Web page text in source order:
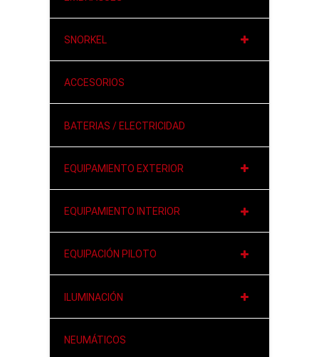
SNORKEL
ACCESORIOS
BATERIAS / ELECTRICIDAD
EQUIPAMIENTO EXTERIOR
EQUIPAMIENTO INTERIOR
EQUIPACIÓN PILOTO
ILUMINACIÓN
NEUMÁTICOS